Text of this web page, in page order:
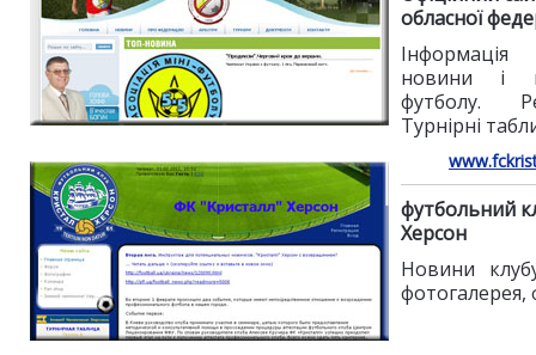
обласної
новини і
футболу.
Турнірні
футбольний
Херсон
Новини